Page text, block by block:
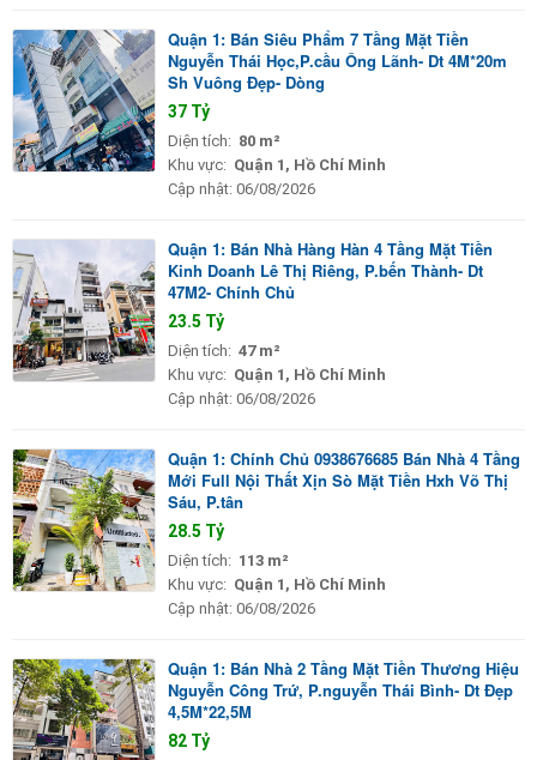
Quận 1: Bán Siêu Phẩm 7 Tầng Mặt Tiền
Nguyễn Thái Học,P.cầu Ông Lãnh- Dt 4M*20m
Sh Vuông Đẹp- Dòng
37 Tỷ
Diện tích: 80 m²
Khu vực: Quận 1, Hồ Chí Minh
Cập nhật: 06/08/2026
Quận 1: Bán Nhà Hàng Hàn 4 Tầng Mặt Tiền
Kinh Doanh Lê Thị Riêng, P.bến Thành- Dt
47M2- Chính Chủ
23.5 Tỷ
Diện tích: 47 m²
Khu vực: Quận 1, Hồ Chí Minh
Cập nhật: 06/08/2026
Quận 1: Chính Chủ 0938676685 Bán Nhà 4 Tầng
Mới Full Nội Thất Xịn Sò Mặt Tiền Hxh Võ Thị
Sáu, P.tân
28.5 Tỷ
Diện tích: 113 m²
Khu vực: Quận 1, Hồ Chí Minh
Cập nhật: 06/08/2026
Quận 1: Bán Nhà 2 Tầng Mặt Tiền Thương Hiệu
Nguyễn Công Trứ, P.nguyễn Thái Bình- Dt Đẹp
4,5M*22,5M
82 Tỷ